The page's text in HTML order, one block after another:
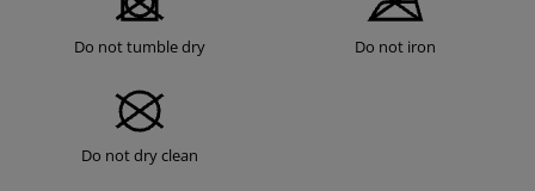
Do not tumble dry Do not iron
Do not dry clean